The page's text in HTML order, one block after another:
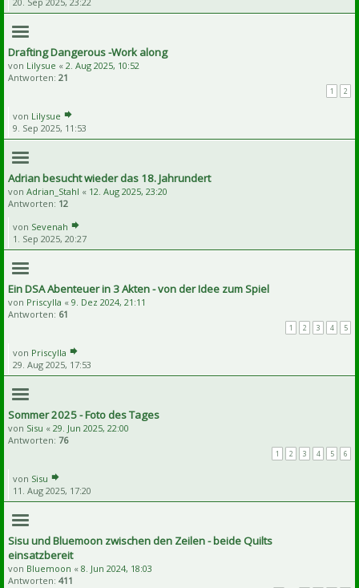
Drafting Dangerous -Work along
von Lilysue « 2. Aug 2025, 10:52
Antworten: 21
1 2
von Lilysue
9. Sep 2025, 11:53
Adrian besucht wieder das 18. Jahrundert
von Adrian_Stahl « 12. Aug 2025, 23:20
Antworten: 12
von Sevenah
1. Sep 2025, 20:27
Ein DSA Abenteuer in 3 Akten - von der Idee zum Spiel
von Priscylla « 9. Dez 2024, 21:11
Antworten: 61
1 2 3 4 5
von Priscylla
29. Aug 2025, 17:53
Sommer 2025 - Foto des Tages
von Sisu « 29. Jun 2025, 22:00
Antworten: 76
1 2 3 4 5 6
von Sisu
11. Aug 2025, 17:20
Sisu und Bluemoon zwischen den Zeilen - beide Quilts
einsatzbereit
von Bluemoon « 8. Jun 2024, 18:03
Antworten: 411